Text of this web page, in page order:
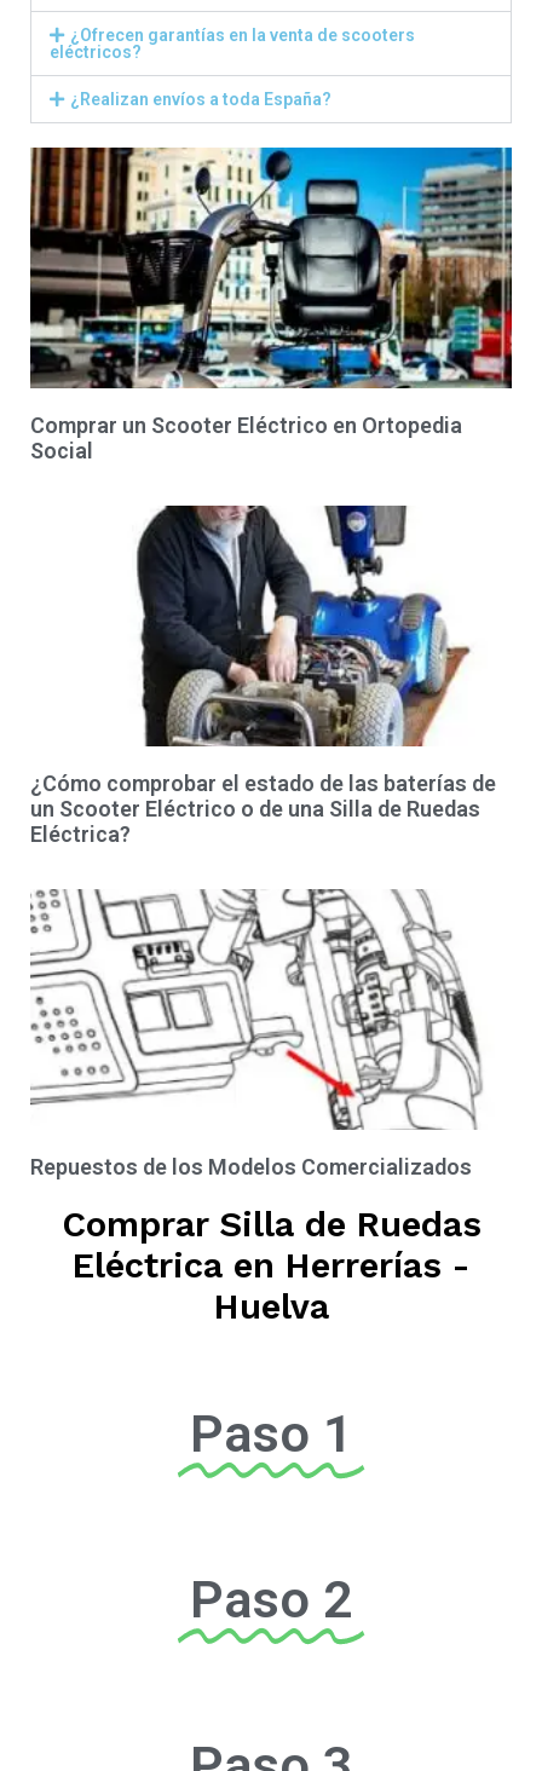
¿Ofrecen garantías en la venta de scooters
eléctricos?
¿Realizan envíos a toda España?
Comprar un Scooter Eléctrico en Ortopedia
Social
¿Cómo comprobar el estado de las baterías de
un Scooter Eléctrico o de una Silla de Ruedas
Eléctrica?
Repuestos de los Modelos Comercializados
Comprar Silla de Ruedas
Eléctrica en Herrerías -
Huelva
Paso 1
Paso 2